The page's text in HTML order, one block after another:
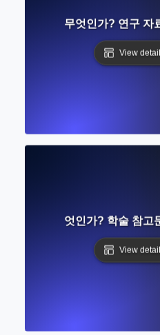
고 문헌이란 무엇인가? 연구 자
View
분석이란 무엇인가? 학술 참고
View